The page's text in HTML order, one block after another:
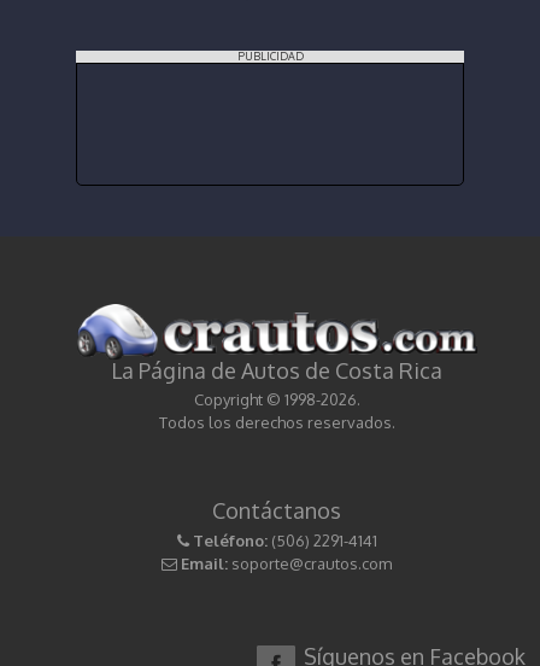
PUBLICIDAD
La Página de Autos de Costa Rica
Copyright © 1998-2026.
Todos los derechos reservados.
Contáctanos
Teléfono: (506) 2291-4141
Email: soporte@crautos.com
Síguenos en Facebook